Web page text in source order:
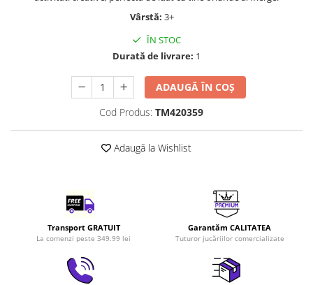
LEGO Speed Champions
Vârstă: 3+
ÎN STOC
Durată de livrare: 1
ADAUGĂ ÎN COȘ
Cod Produs: TM420359
Adaugă la Wishlist
Transport GRATUIT
La comenzi peste 349.99 lei
Garantăm CALITATEA
Tuturor jucăriilor comercializate